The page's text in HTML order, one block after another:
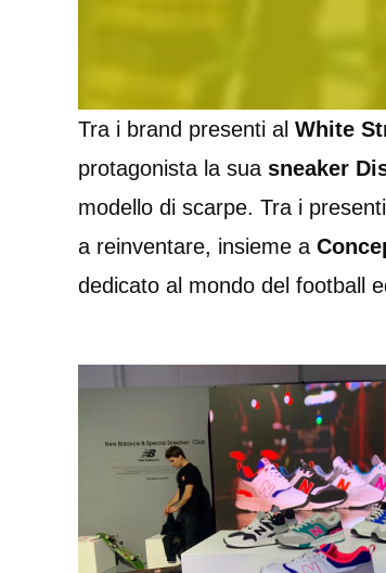
Tra i brand presenti al White
protagonista la sua sneaker
modello di scarpe. Tra i presenti
a reinventare, insieme a
dedicato al mondo del football